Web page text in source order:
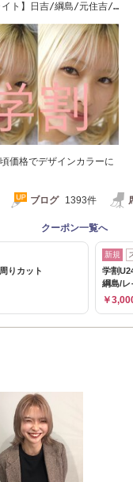
イト】日吉/綱島/元住吉/
価格でデザインカラーに
ブログ 1393件
クーポン一覧へ
りカット
新規
学割
綱島/レ
￥